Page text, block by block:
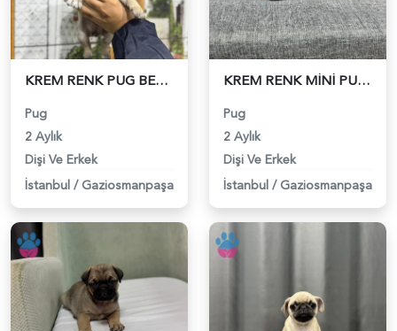
KREM RENK PUG BEBEKLER - 4843
Pug
2 Aylık
Dişi Ve Erkek
İstanbul / Gaziosmanpaşa
KREM RENK MİNİ PUG BEBEKLER - 4844
Pug
2 Aylık
Dişi Ve Erkek
İstanbul / Gaziosmanpaşa